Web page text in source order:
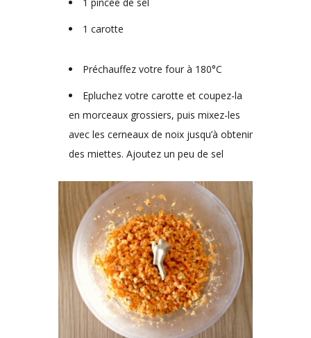
1 carotte
Préchauffez votre four à 180°C
Epluchez votre carotte et coupez-la
en morceaux grossiers, puis mixez-les
avec les cerneaux de noix jusqu’à obtenir
des miettes. Ajoutez un peu de sel